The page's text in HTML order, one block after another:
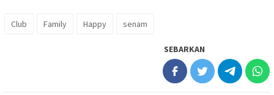
Club Family Happy senam
SEBARKAN